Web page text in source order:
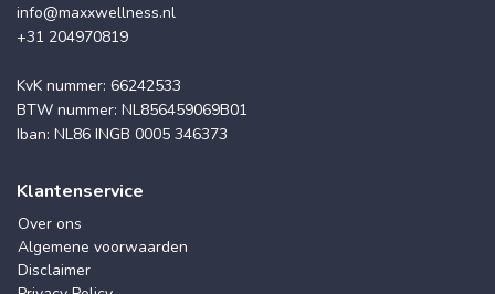
info@maxxwellness.nl
+31 204970819
KvK nummer: 66242533
BTW nummer: NL856459069B01
Iban: NL86 INGB 0005 346373
Klantenservice
Over ons
Algemene voorwaarden
Disclaimer